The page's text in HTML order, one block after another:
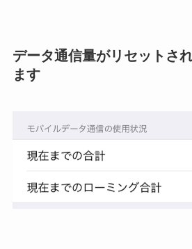
データ通信量がリセットさ
ます